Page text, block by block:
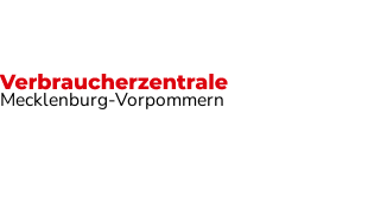
Mecklenburg-Vorpommern
Digitales Lebensmittel